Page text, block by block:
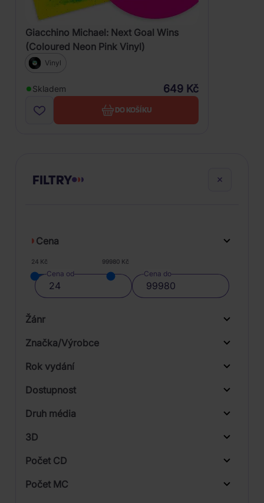
Giacchino Michael: Next Goal Wins
(Coloured Neon Pink Vinyl)
Vinyl
Skladem 649 Kč
DO KOŠÍKU
FILTRY
Cena
24 Kč 99980 Kč
Cena od Cena do
Žánr
Značka/Výrobce
Rok vydání
Od
Dostupnost
Druh média
3D
Počet CD
Počet MC